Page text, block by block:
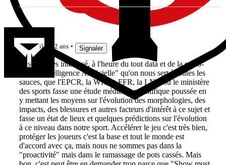
il y a 2 ans Signaler
Je serais très intéressé, à l'heure du tout data et de la sacro-
sainte "Intelligence Artificielle" qu'on nous sert à toutes les
sauces, que l'EPCR, la WR, la FFR, la LNR ou le ministère
des sports fasse une étude médicale scientifique poussée en
y mettant les moyens sur l'évolution des morphologies, des
impacts, des blessures et autres facteurs d'intérêt à ce sujet et
fasse un état de lieux et quelques prédictions sur l'évolution
à ce niveau dans notre sport. Accélérer le jeu c'est très bien,
protéger les joueurs c'est la base et tout le monde est
d'accord avec ça, mais nous ne sommes pas dans la
"proactivité" mais dans le ramassage de pots cassés. Mais